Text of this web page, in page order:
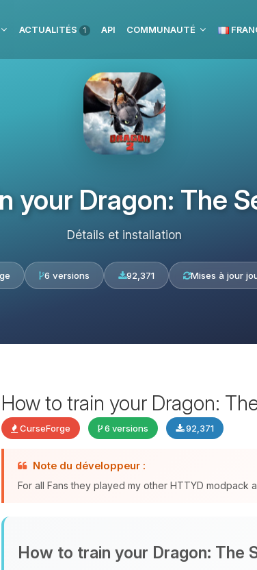
ACTUALITÉS 1 API COMMUNAUTÉ
your Dragon: The
Détails et installation
6 versions 92,371 Mises à jour
How to train your Dragon:
CurseForge 6 versions 92,371
Note du développeur :
For all Fans they played my other HTTYD modpack
How to train your Dragon: The